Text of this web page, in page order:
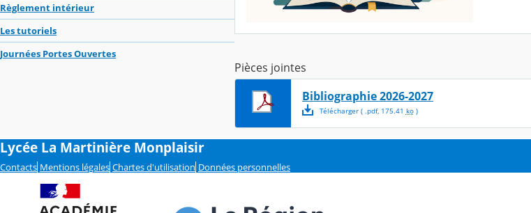
Règlement intérieur
Les tutoriels
Journées Portes Ouvertes
Pièces jointes
Bibliographie 2026-2027
Télécharger( .pdf, 175.41 ko)
Lycée La Martinière Monplaisir
Contacts Mentions légales Chartes d'utilisation Données personnelles